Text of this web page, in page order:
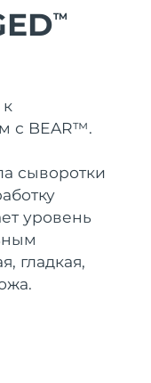
TM
с BEAR™.
сыворотки
уровень
гладкая,